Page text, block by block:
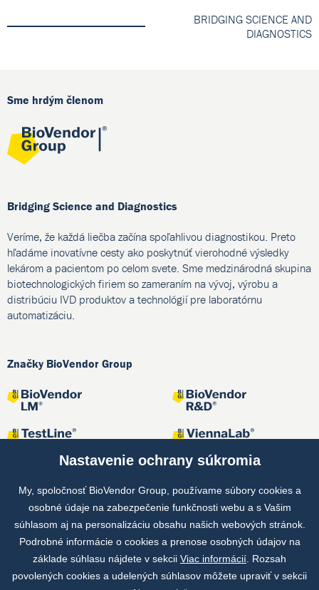
BRIDGING SCIENCE AND
DIAGNOSTICS
Sme hrdým členom
Bridging Science and Diagnostics
Veríme, že každá liečba začína spoľahlivou diagnostikou. Preto
hľadáme inovatívne cesty ako poskytnúť vierohodné výsledky
lekárom a pacientom po celom svete. Sme medzinárodná skupina
biotechnologických firiem so zameraním na vývoj, výrobu a
distribúciu IVD produktov a technológií pre laboratórnu
automatizáciu.
Značky BioVendor Group
Spoločné projekty
Nastavenie ochrany súkromia
My, spoločnosť BioVendor Group, používame súbory cookies a
osobné údaje na zabezpečenie funkčnosti webu a s Vašim
súhlasom aj na personalizáciu obsahu našich webových stránok.
Podrobné informácie o cookies a prenose osobných údajov na
základe súhlasu nájdete v sekcii Viac informácií . Rozsah
povolených cookies a udelených súhlasov môžete upraviť v sekcii